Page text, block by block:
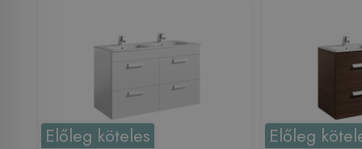
Előleg köteles Előleg